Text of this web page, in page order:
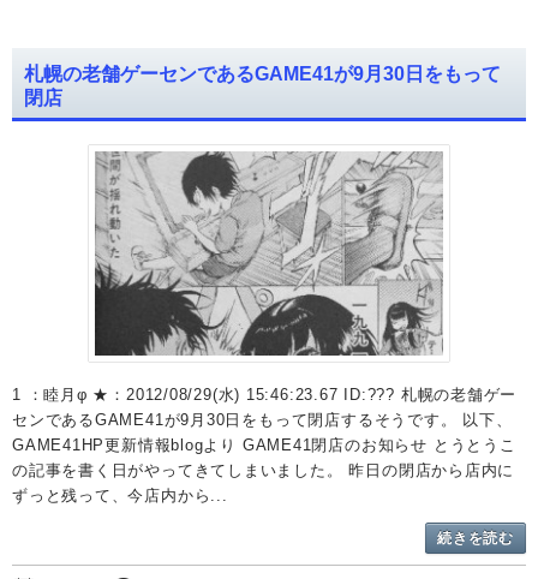
札幌の老舗ゲーセンであるGAME41が9月30日をもって
閉店
1 ：睦月φ ★：2012/08/29(水) 15:46:23.67 ID:??? 札幌の老舗ゲー
センであるGAME41が9月30日をもって閉店するそうです。 以下、
GAME41HP更新情報blogより GAME41閉店のお知らせ とうとうこ
の記事を書く日がやってきてしまいました。 昨日の閉店から店内に
ずっと残って、今店内から...
続きを読む